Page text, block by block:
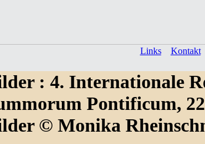
Links Kontakt
: 4. Internationale
Pontificum,
© Monika